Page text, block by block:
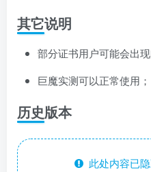
其它说明
部分证书用户可能会出现
巨魔实测可以正常使用；
历史版本
此处内容已隐